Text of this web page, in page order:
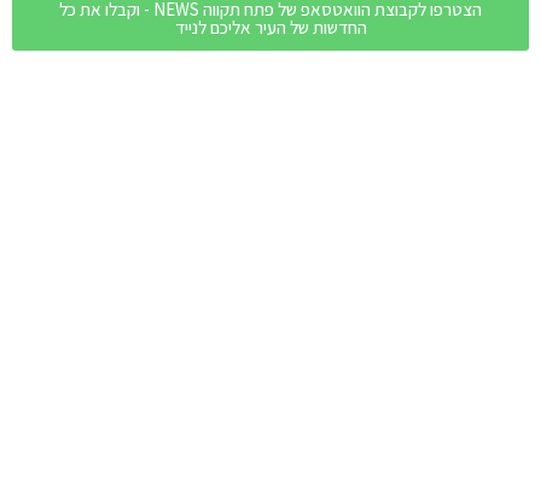
הצטרפו לקבוצת הוואטסאפ של פתח תקווה NEWS - וקבלו את כל
החדשות של העיר אליכם לנייד